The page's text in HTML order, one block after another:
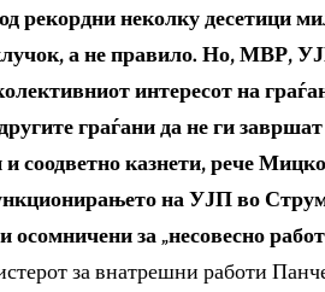
рекордни неколку десетици
а не правило. Но, МВР,
интересот на
граѓани да не ги
соодветно казнети, рече
на УЈП во
за „несовесно
за внатрешни работи